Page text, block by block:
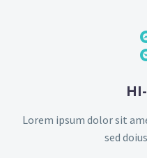
Lorem ipsum dolor sit
sed